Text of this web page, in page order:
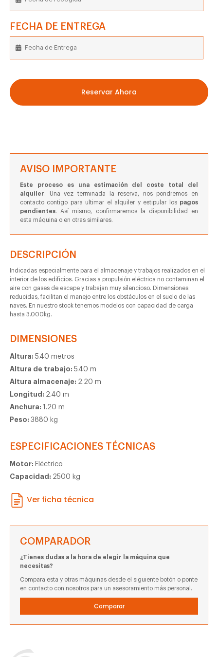
FECHA DE ENTREGA
Reservar Ahora
AVISO IMPORTANTE
Este proceso es una estimación del coste total del
alquiler. Una vez terminada la reserva, nos pondremos en
contacto contigo para ultimar el alquiler y estipular los pagos
pendientes. Así mismo, confirmaremos la disponibilidad en
esta máquina o en otras similares.
DESCRIPCIÓN
Indicadas especialmente para el almacenaje y trabajos realizados en el
interior de los edificios. Gracias a propulsión eléctrica no contaminan el
aire con gases de escape y trabajan muy silencioso. Dimensiones
reducidas, facilitan el manejo entre los obstáculos en el suelo de las
naves. En nuestro stock tenemos modelos con capacidad de carga
hasta 3.000kg.
DIMENSIONES
Altura: 5.40 metros
Altura de trabajo: 5.40 m
Altura almacenaje: 2.20 m
Longitud: 2.40 m
Anchura: 1.20 m
Peso: 3880 kg
ESPECIFICACIONES TÉCNICAS
Motor: Eléctrico
Capacidad: 2500 kg
Ver ficha técnica
COMPARADOR
¿Tienes dudas a la hora de elegir la máquina que
necesitas?
Compara esta y otras máquinas desde el siguiente botón o ponte
en contacto con nosotros para un asesoramiento más personal.
Comparar